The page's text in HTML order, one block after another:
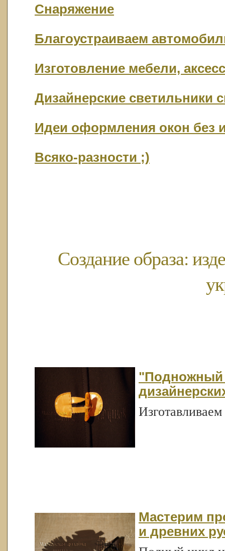
Cнаряжение
Благоустраиваем
Изготовление мебели,
Дизайнерские светильники
Идеи оформления окон без
Всяко-разности ;)
Создание образа:
"Подножный
Мастерим
и древних